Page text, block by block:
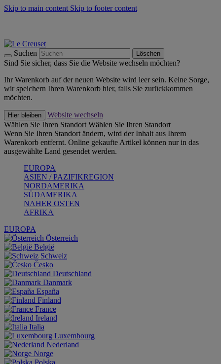
Skip to main content Skip to footer content
Suchen Löschen
Sind Sie sicher, dass Sie die Website wechseln möchten?
Ihr Warenkorb auf der neuen Website wird leer sein. Keine Sorge,
wir speichern Ihren Warenkorb hier, falls Sie zurückkommen
möchten.
Hier bleiben
Website wechseln
Wählen Sie Ihren Standort Wählen Sie Ihren Standort
Wenn Sie Ihren Standort ändern, wird der Inhalt aus Ihrem
Warenkorb entfernt. Online gekaufte Artikel können nur in das
ausgewählte Land gesendet werden.
EUROPA
ASIEN / PAZIFIKREGION
NORDAMERIKA
SÜDAMERIKA
NAHER OSTEN
AFRIKA
EUROPA
Österreich
België
Schweiz
Česko
Deutschland
Danmark
España
Finland
France
Ireland
Italia
Luxembourg
Nederland
Norge
Polska